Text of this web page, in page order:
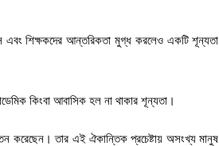
এবং শিক্ষকদের আন্তরিকতা মুগ্ধ করলেও একটি শূন্যতা
কিংবা আবাসিক হল না থাকার শূন্যতা।
করেছেন। তার এই ঐকান্তিক প্রচেষ্টায় অসংখ্য মানুষ